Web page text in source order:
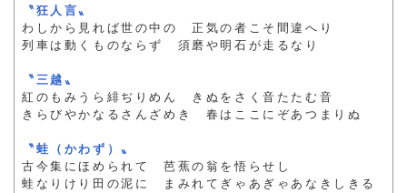
〝狂人言〟
わしから見れば世の中の 正気の者こそ間違へり
列車は動くものならず 須磨や明石が走るなり
〝三越〟
紅のもみうら緋ぢりめん きぬをさく音たたむ音
きらびやかなるさんざめき 春はここにぞあつまりぬ
〝蛙（かわず）〟
古今集にほめられて 芭蕉の翁を悟らせし
蛙なりけり田の泥に まみれてぎゃあぎゃあなきしきる